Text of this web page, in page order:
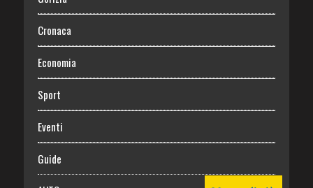
Cronaca
Economia
Sport
Eventi
Guide